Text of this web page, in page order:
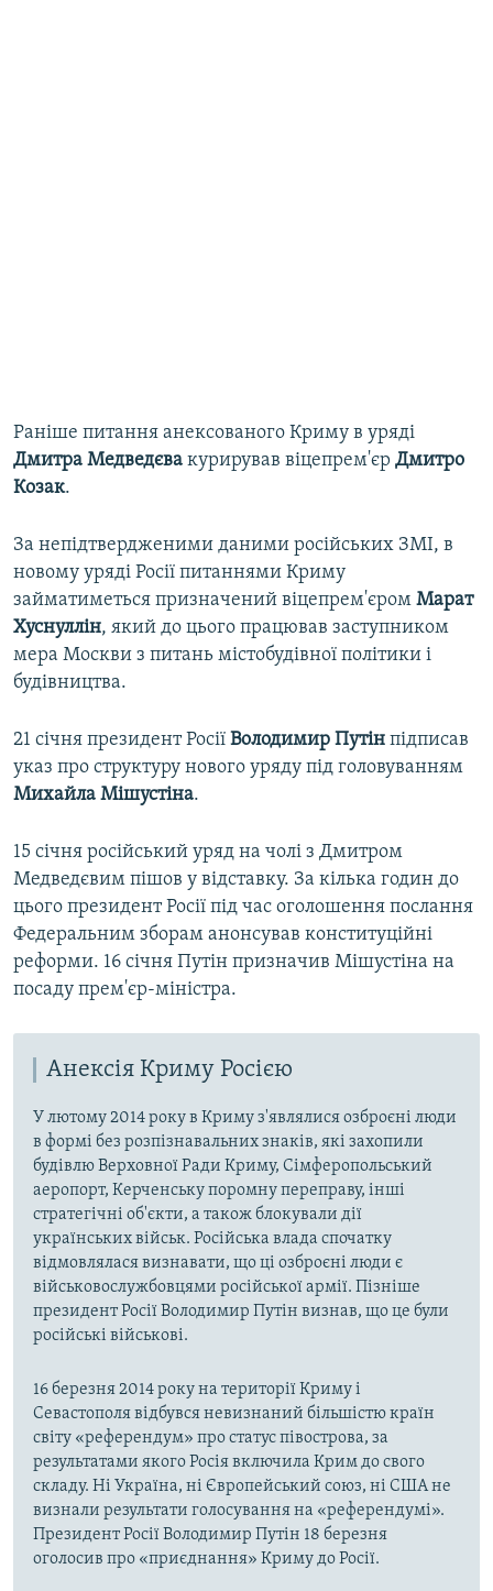
Раніше питання анексованого Криму в уряді
Дмитра Медведєва курирував віцепрем'єр Дмитро
Козак.
За непідтвердженими даними російських ЗМІ, в
новому уряді Росії питаннями Криму
займатиметься призначений віцепрем'єром Марат
Хуснуллін, який до цього працював заступником
мера Москви з питань містобудівної політики і
будівництва.
21 січня президент Росії Володимир Путін підписав
указ про структуру нового уряду під головуванням
Михайла Мішустіна.
15 січня російський уряд на чолі з Дмитром
Медведєвим пішов у відставку. За кілька годин до
цього президент Росії під час оголошення послання
Федеральним зборам анонсував конституційні
реформи. 16 січня Путін призначив Мішустіна на
посаду прем'єр-міністра.
Анексія Криму Росією
У лютому 2014 року в Криму з'являлися озброєні люди
в формі без розпізнавальних знаків, які захопили
будівлю Верховної Ради Криму, Сімферопольський
аеропорт, Керченську поромну переправу, інші
стратегічні об'єкти, а також блокували дії
українських військ. Російська влада спочатку
відмовлялася визнавати, що ці озброєні люди є
військовослужбовцями російської армії. Пізніше
президент Росії Володимир Путін визнав, що це були
російські військові.
16 березня 2014 року на території Криму і
Севастополя відбувся невизнаний більшістю країн
світу «референдум» про статус півострова, за
результатами якого Росія включила Крим до свого
складу. Ні Україна, ні Європейський союз, ні США не
визнали результати голосування на «референдумі».
Президент Росії Володимир Путін 18 березня
оголосив про «приєднання» Криму до Росії.